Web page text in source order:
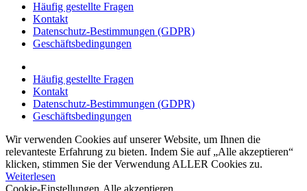
Häufig gestellte Fragen
Kontakt
Datenschutz-Bestimmungen (GDPR)
Geschäftsbedingungen
Häufig gestellte Fragen
Kontakt
Datenschutz-Bestimmungen (GDPR)
Geschäftsbedingungen
Wir verwenden Cookies auf unserer Website, um Ihnen die
relevanteste Erfahrung zu bieten. Indem Sie auf „Alle akzeptieren“
klicken, stimmen Sie der Verwendung ALLER Cookies zu.
Weiterlesen
Cookie-Einstellungen Alle akzeptieren